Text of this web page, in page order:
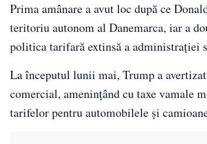
Prima amânare a avut loc după ce
teritoriu autonom al Danemarca, iar a
politica tarifară extinsă a administrației
La începutul lunii mai, Trump a
comercial, amenințând cu taxe vamale
tarifelor pentru automobilele și